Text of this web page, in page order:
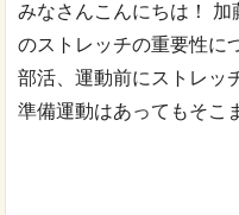
みなさんこんにちは！
のストレッチの重要性に
部活、運動前にストレッ
準備運動はあってもそこ